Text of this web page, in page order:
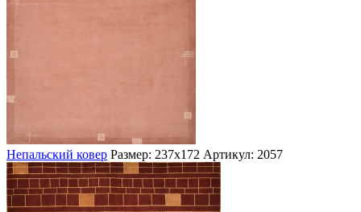
Непальский ковер Размер: 237х172 Артикул: 2057